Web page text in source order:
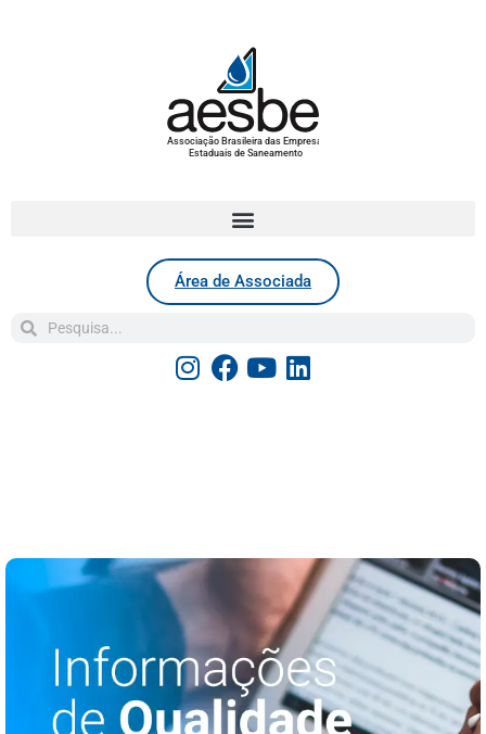
Associação Brasileira das Empresas
Estaduais de Saneamento
Área de Associada